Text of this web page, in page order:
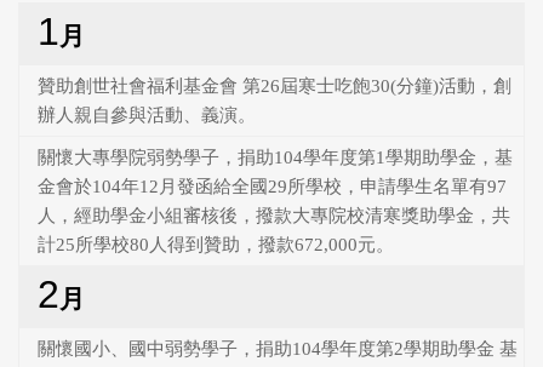
1月
贊助創世社會福利基金會 第26屆寒士吃飽30(分鐘)活動，創
辦人親自參與活動、義演。
關懷大專學院弱勢學子，捐助104學年度第1學期助學金，基
金會於104年12月發函給全國29所學校，申請學生名單有97
人，經助學金小組審核後，撥款大專院校清寒獎助學金，共
計25所學校80人得到贊助，撥款672,000元。
2月
關懷國小、國中弱勢學子，捐助104學年度第2學期助學金 基